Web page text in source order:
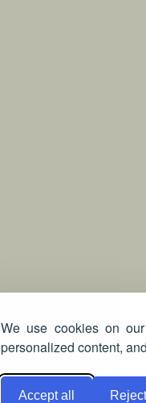
We use cookies on
personalized content,
Accept all